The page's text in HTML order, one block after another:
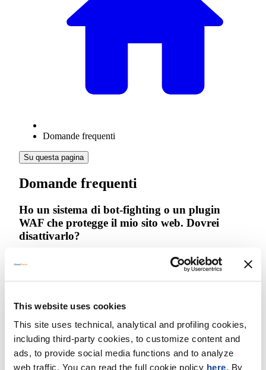
This website uses cookies
This site uses technical, analytical and profiling cookies,
including third-party cookies, to customize content and
ads, to provide social media functions and to analyze
web traffic. You can read the full cookie policy here. By
Domande frequenti
Su questa pagina
Domande frequenti
Ho un sistema di bot-fighting o un plugin
WAF che protegge il mio sito web. Dovrei
disattivarlo?
Si, è consigliabile disattivarlo. Ad esempio, se desideri
disabilitare l'intelligenza artificiale anti-bot su siti web
ospitati da Siteground, è consigliabile mettersi in contatto
considerare di disabilitare qualsiasi plugin firewall per
applicazioni web (WAF) installato su WordPress o altri
sistemi di gestione dei contenuti (CMS), come:"
Wordfence (WordPress)
Sucuri (WordPress, Joomla, Drupal)
ModSecurity (Apache, NGINX)